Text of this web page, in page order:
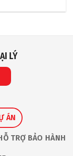
LÝ
ÁN
TRỢ BẢO HÀNH